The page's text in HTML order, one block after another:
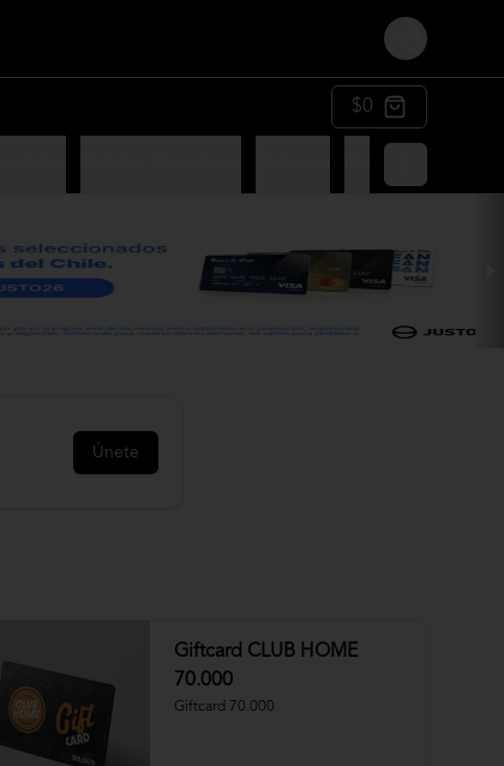
Login
$0
Únete
Giftcard CLUB HOME
70.000
Giftcard 70.000